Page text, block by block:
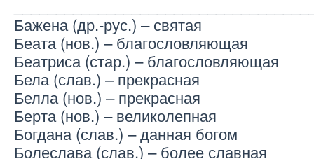
Бажена (др.-рус.) – святая
Беата (нов.) – благословляющая
Беатриса (стар.) – благословляющая
Бела (слав.) – прекрасная
Белла (нов.) – прекрасная
Берта (нов.) – великолепная
Богдана (слав.) – данная богом
Болеслава (слав.) – более славная